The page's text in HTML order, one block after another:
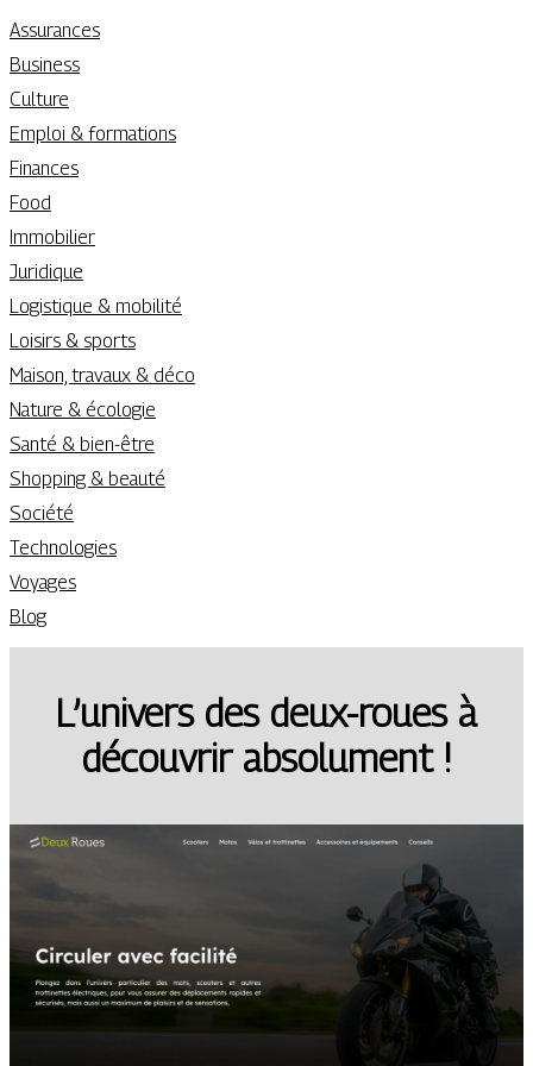
Assurances
Business
Culture
Emploi & formations
Finances
Food
Immobilier
Juridique
Logistique & mobilité
Loisirs & sports
Maison, travaux & déco
Nature & écologie
Santé & bien-être
Shopping & beauté
Société
Technologies
Voyages
Blog
L’univers des deux-roues à
découvrir absolument !